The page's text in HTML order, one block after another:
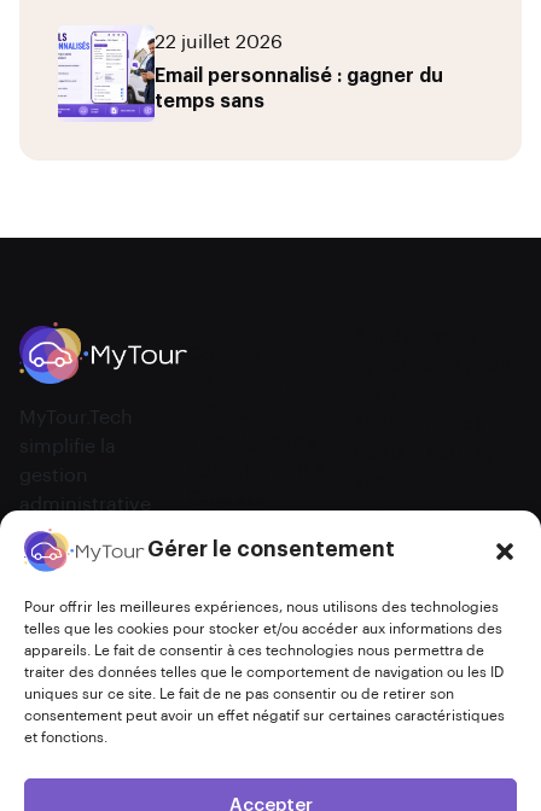
Gérer le consentement
Pour offrir les meilleures expériences, nous utilisons des technologies
telles que les cookies pour stocker et/ou accéder aux informations des
appareils. Le fait de consentir à ces technologies nous permettra de
traiter des données telles que le comportement de navigation ou les ID
uniques sur ce site. Le fait de ne pas consentir ou de retirer son
consentement peut avoir un effet négatif sur certaines caractéristiques
et fonctions.
Accepter
22 juillet 2026
Email personnalisé : gagner du
temps sans
des
entrepreneurs en
offrant des outils
intuitifs pour
gérer
efficacement vos
tâches où que
Connexion
Export d'activité
Rappels de RDV